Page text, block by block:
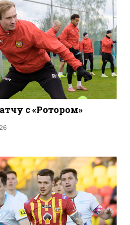
с «Ротором»